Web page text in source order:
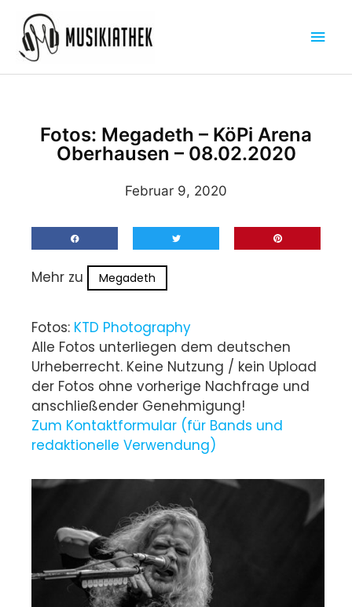
Inhalt
springen
Fotos: Megadeth – KöPi Arena
Oberhausen – 08.02.2020
Februar 9, 2020
Mehr zu Megadeth
Fotos: KTD Photography
Alle Fotos unterliegen dem deutschen
Urheberrecht. Keine Nutzung / kein Upload
der Fotos ohne vorherige Nachfrage und
anschließender Genehmigung!
Zum Kontaktformular (für Bands und
redaktionelle Verwendung)